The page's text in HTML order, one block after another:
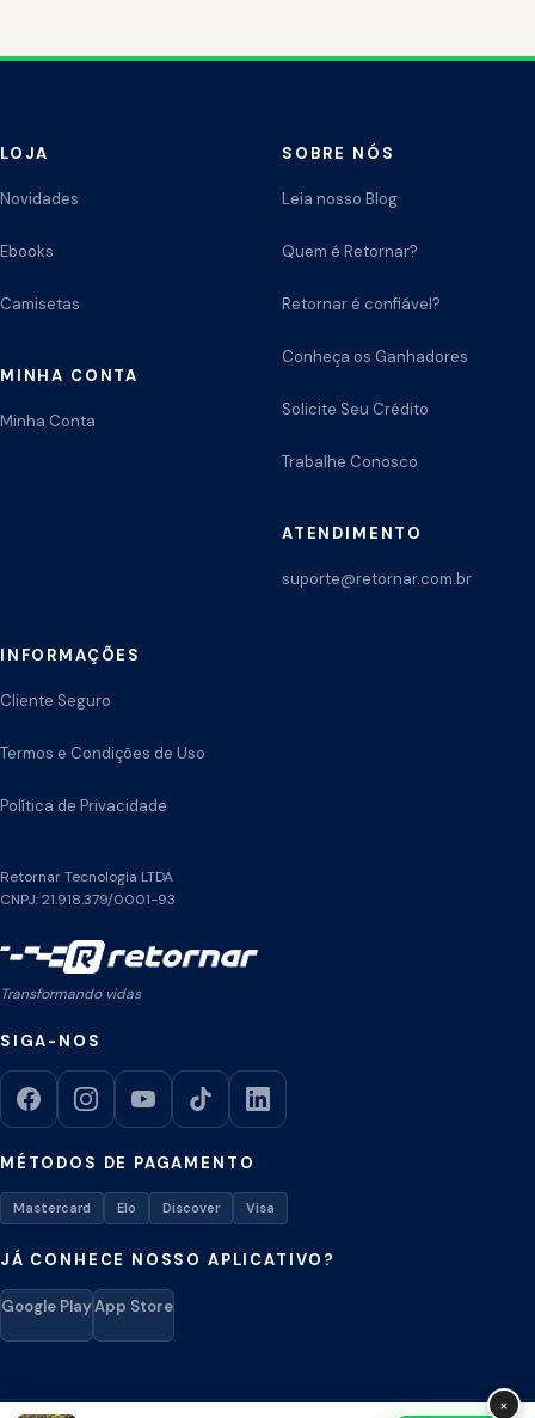
×
LOJA
Novidades
Ebooks
Camisetas
MINHA CONTA
Minha Conta
SOBRE NÓS
Leia nosso Blog
Quem é Retornar?
Retornar é confiável?
Conheça os Ganhadores
Solicite Seu Crédito
Trabalhe Conosco
ATENDIMENTO
suporte@retornar.com.br
INFORMAÇÕES
Cliente Seguro
Termos e Condições de Uso
Política de Privacidade
Retornar Tecnologia LTDA
CNPJ: 21.918.379/0001-93
Transformando vidas
SIGA-NOS
MÉTODOS DE PAGAMENTO
Mastercard Elo Discover Visa
JÁ CONHECE NOSSO APLICATIVO?
Google PlayApp Store